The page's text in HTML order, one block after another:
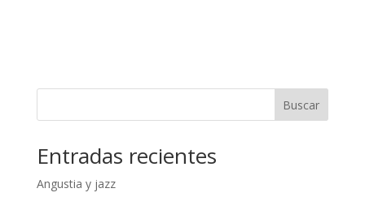
Buscar
Entradas recientes
Angustia y jazz